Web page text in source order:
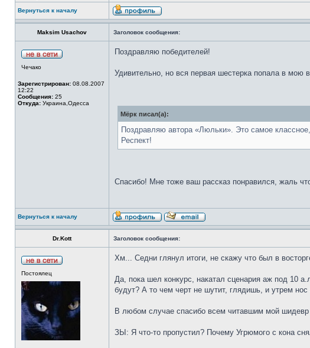
Вернуться к началу
Maksim Usachov Заголовок сообщения:
Чечако
Зарегистрирован: 08.08.2007
12:22
Сообщения: 25
Откуда: Украина,Одесса
Поздравляю победителей!
Удивительно, но вся первая шестерка попала в мою
Мёрк писал(а):
Поздравляю автора «Люльки». Это самое
Респект!
Спасибо! Мне тоже ваш рассказ понравился, жаль
Вернуться к началу
Dr.Kott Заголовок сообщения:
Постоялец
Хм... Седни глянул итоги, не скажу что был в
Да, пока шел конкурс, накатал сценария аж под 10
будут? А то чем черт не шутит, глядишь, и утрем
В любом случае спасибо всем читавшим мой
ЗЫ: Я что-то пропустил? Почему Угрюмого с кона